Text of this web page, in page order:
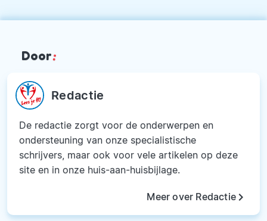
Door:
Redactie
De redactie zorgt voor de onderwerpen en
ondersteuning van onze specialistische
schrijvers, maar ook voor vele artikelen op deze
site en in onze huis-aan-huisbijlage.
Meer over Redactiekeyboard_arrow_right